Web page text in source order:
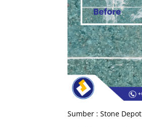
Sumber : Stone Depot